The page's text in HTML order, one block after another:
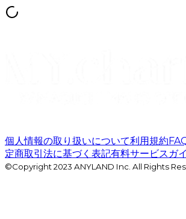
個人情報の取り扱いについて利用規約
定商取引法に基づく表記有料サービスガ
©Copyright 2023 ANYLAND Inc. All Rights